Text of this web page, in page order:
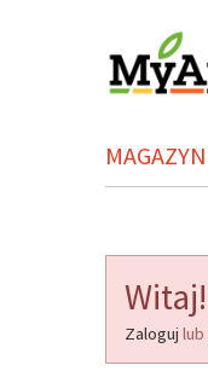
MAGAZYN
Witaj!
Zaloguj lub